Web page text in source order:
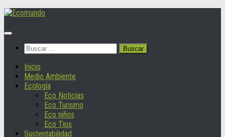
Saltar
contenido
Buscar:
Inicio
Medio Ambiente
Ecología
Eco Noticias
Eco Turismo
Eco niños
Eco Tips
Sustentabilidad